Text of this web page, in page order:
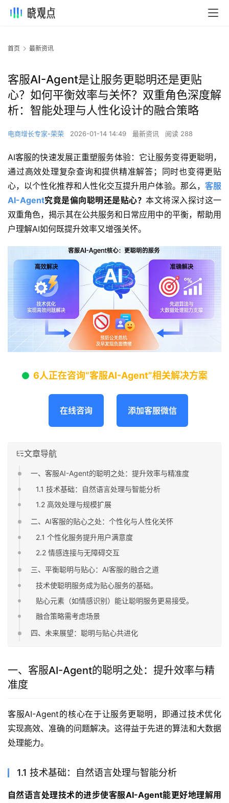
首页 最新资讯
客服AI-Agent是让服务更聪明还是更贴
心？如何平衡效率与关怀？双重角色深度解
析：智能处理与人性化设计的融合策略
电商增长专家-荣荣 2026-01-14 14:49 最新资讯 阅读 288
AI客服的快速发展正重塑服务体验：它让服务变得更聪明，
通过高效处理复杂查询和提供精准解答；同时也变得更贴
心，以个性化推荐和人性化交互提升用户体验。那么， 客服
AI-Agent究竟是偏向聪明还是贴心？本文将深入探讨这一
双重角色，揭示其在公共服务和日常应用中的平衡，帮助用
户理解AI如何既提升效率又增强关怀。
6人正在咨询“客服AI-Agent”相关解决方案
在线咨询 添加客服微信
文章导航
一、客服AI-Agent的聪明之处：提升效率与精准度
1.1 技术基础：自然语言处理与智能分析
1.2 高效处理与规模扩展
二、AI客服的贴心之处：个性化与人性化关怀
2.1 个性化服务提升用户满意度
2.2 情感连接与无障碍交互
三、平衡聪明与贴心：AI客服的融合之道
技术使聪明服务成为贴心服务的基础。
贴心元素（如情感识别）能让聪明服务更易接受。
融合策略需考虑场景
四、未来展望：聪明与贴心共进化
一、客服AI-Agent的聪明之处：提升效率与精
准度
客服AI-Agent的核心在于让服务更聪明，即通过技术优化
实现高效、准确的问题解决。这得益于先进的算法和大数据
处理能力。
1.1 技术基础：自然语言处理与智能分析
自然语言处理技术的进步使客服AI-Agent能更好地理解用